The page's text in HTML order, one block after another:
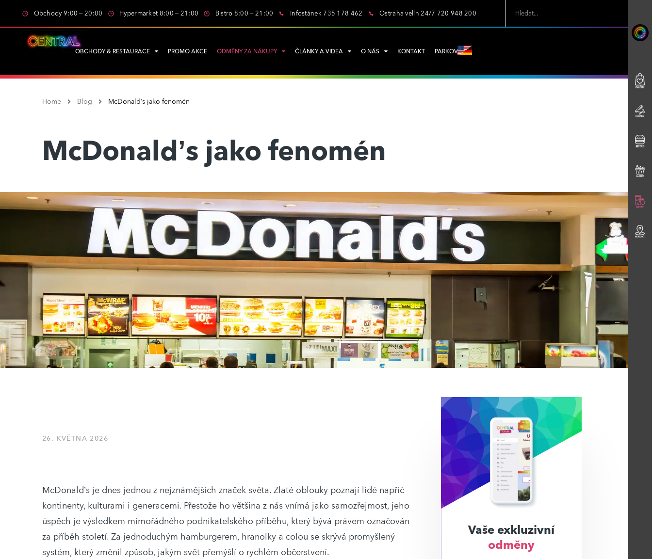
Obchody 9:00 – 20:00 Hypermarket 8:00 – 21:00 Bistro 8:00 – 21:00 Infostánek 735 178 462 Ostraha velín 24/7 720 948 200
OBCHODY & RESTAURACE PROMO AKCE ODMĚNY ZA NÁKUPY ČLÁNKY A VIDEA O NÁS KONTAKT PARKOVÁNÍ
Home Blog McDonald’s jako fenomén
McDonald’s jako fenomén
26. KVĚTNA 2026
McDonald’s je dnes jednou z nejznámějších značek světa. Zlaté oblouky poznají lidé napříč
kontinenty, kulturami i generacemi. Přestože ho většina z nás vnímá jako samozřejmost, jeho
úspěch je výsledkem mimořádného podnikatelského příběhu, který bývá právem označován
za příběh století. Za jednoduchým hamburgerem, hranolky a colou se skrývá promyšlený
systém, který změnil způsob, jakým svět přemýšlí o rychlém občerstvení.
Vaše exkluzivní
odměny